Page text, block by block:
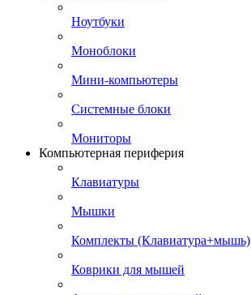
Ноутбуки
Моноблоки
Мини-компьютеры
Системные блоки
Мониторы
Компьютерная периферия
Клавиатуры
Мышки
Комплекты (Клавиатура+мышь)
Коврики для мышей